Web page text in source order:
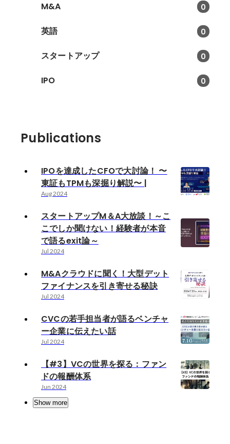
M&A 0
英語 0
スタートアップ 0
IPO 0
Publications
IPOを達成したCFOで大討論！ 〜
東証もTPMも深掘り解説〜 |
Aug 2024
スタートアップM＆A大放談！～こ
こでしか聞けない！経験者が本音
で語るexit論～
Jul 2024
M&Aクラウドに聞く！大型デット
ファイナンスを引き寄せる秘訣
Jul 2024
CVCの若手担当者が語るベンチャ
ー企業に伝えたい話
Jul 2024
【#3】VCの世界を探る：ファン
ドの報酬体系
Jun 2024
Show more